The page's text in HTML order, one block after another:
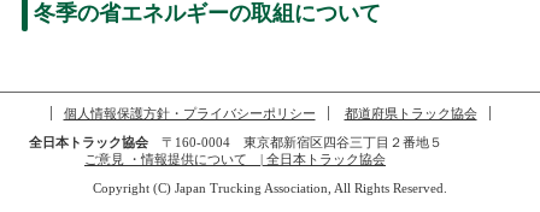
冬季の省エネルギーの取組について
個人情報保護方針・プライバシーポリシー
都道府県トラック協会
全日本トラック協会〒160-0004 東京都新宿区四谷三丁目２番地５
ご意見 ・情報提供について | 全日本トラック協会
Copyright (C) Japan Trucking Association, All Rights Reserved.